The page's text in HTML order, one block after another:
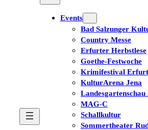
Events
Bad Salzunger
Country Messe
Erfurter Herbstlese
Goethe-Festwoche
Krimifestival Erfurt
KulturArena Jena
MAG-C
Schallkultur
Sommertheater